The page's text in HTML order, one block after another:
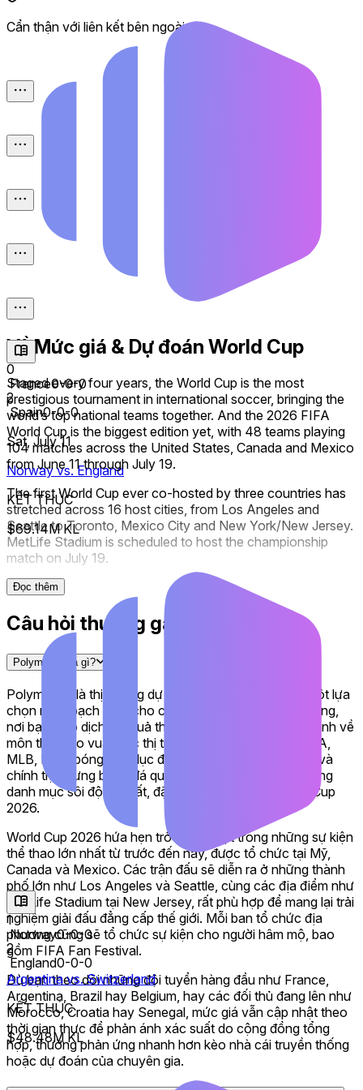
0
France0-0-0
2
Spain0-0-0
Sat, July 11
Norway vs. England
KẾT THÚC
$69.14M KL
1
Norway0-0-0
2
England0-0-0
Argentina vs. Switzerland
KẾT THÚC
$48.48M KL
Cẩn thận với liên kết bên ngoài.
Về Mức giá & Dự đoán World Cup
Staged every four years, the World Cup is the most
prestigious tournament in international soccer, bringing the
world’s top national teams together. And the 2026 FIFA
World Cup is the biggest edition yet, with 48 teams playing
104 matches across the United States, Canada and Mexico
from June 11 through July 19.
The first World Cup ever co-hosted by three countries has
stretched across 16 host cities, from Los Angeles and
Seattle to Toronto, Mexico City and New York/New Jersey.
MetLife Stadium is scheduled to host the championship
match on July 19.
The expanded 48-team field transformed the competition.
Twelve groups of four teams opened the tournament, with
each group winner and runner-up advancing alongside the
eight best third-place finishers to a newly-introduced Round
of 32. From there, the knockout rounds run through the
Round of 16, quarterfinals and semi-finals before the
championship match.
That new format has produced plenty of chaos. Germany
and the Netherlands were eliminated on penalty kicks in the
Round of 32, while Brazil fell to Norway in the Round of 16.
Portugal, Mexico and the USMNT also went home before
the quarterfinals. Paraguay reached the Round of 16 after
eliminating Germany, while Morocco, Switzerland and
Norway reached the final eight.
The quarterfinal field mixed established powers with
breakthrough contenders. France, Argentina, Spain and
England, joined by Belgium, Morocco, Norway and
Switzerland. France won each of its first five matches while
outscoring opponents 14-2, Spain had yet to concede a
goal, and defending champion Argentina survived back-to-
back 3-2 thrillers in the knockout stage.
The tournament’s biggest stars have also delivered
throughout the group stage and knockout rounds. Lionel
Messi entered the quarterfinals as the top goalscorer with
eight total goals for Argentina, followed by Kylian Mbappé
and Erling Haaland with seven apiece. Harry Kane has
scored six times for England, keeping Golden Boot odds
moving.
Đọc thêm
Câu hỏi thường gặp
Polymarket là gì?
Polymarket là thị trường dự đoán lớn nhất thế giới™, một lựa
chọn minh bạch thay cho cá cược thể thao truyền thống,
nơi bạn giao dịch kết quả thực tế bằng hiểu biết của mình về
môn thể thao vua. Các thị trường trải rộng từ NFL, NBA,
MLB, NHL, bóng bầu dục đại học đến sự kiện thế giới và
chính trị, nhưng bóng đá quốc tế vẫn là một trong những
danh mục sôi động nhất, đặc biệt quanh FIFA World Cup
2026.
World Cup 2026 hứa hẹn trở thành một trong những sự kiện
thể thao lớn nhất từ trước đến nay, được tổ chức tại Mỹ,
Canada và Mexico. Các trận đấu sẽ diễn ra ở những thành
phố lớn như Los Angeles và Seattle, cùng các địa điểm như
MetLife Stadium tại New Jersey, rất phù hợp để mang lại trải
nghiệm giải đấu đẳng cấp thế giới. Mỗi ban tổ chức địa
phương cũng sẽ tổ chức sự kiện cho người hâm mộ, bao
gồm FIFA Fan Festival.
Dù bạn theo dõi những đội tuyển hàng đầu như France,
Argentina, Brazil hay Belgium, hay các đối thủ đang lên như
Morocco, Croatia hay Senegal, mức giá vẫn cập nhật theo
thời gian thực để phản ánh xác suất do cộng đồng tổng
hợp, thường phản ứng nhanh hơn kèo nhà cái truyền thống
hoặc dự đoán của chuyên gia.